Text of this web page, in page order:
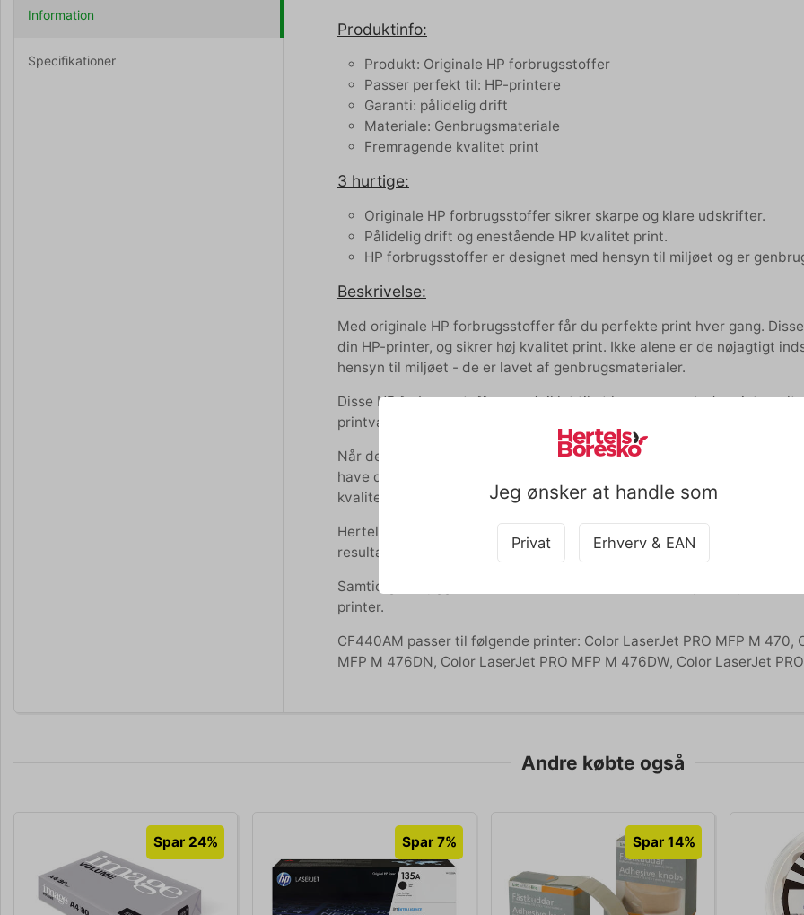
Jeg ønsker at handle som
Privat Erhverv & EAN
Information
Specifikationer
Produktinfo:
Produkt: Originale HP forbrugsstoffer
Passer perfekt til: HP-printere
Garanti: pålidelig drift
Materiale: Genbrugsmateriale
Fremragende kvalitet print
3 hurtige:
Originale HP forbrugsstoffer sikrer skarpe og klare udskrifter.
Pålidelig drift og enestående HP kvalitet print.
HP forbrugsstoffer er designet med hensyn til miljøet og er
Beskrivelse:
Med originale HP forbrugsstoffer får du perfekte print hver gang.
din HP-printer, og sikrer høj kvalitet print. Ikke alene er de nøjagtigt
hensyn til miljøet - de er lavet af genbrugsmaterialer.
Disse HP forbrugsstoffer er udviklet til at levere ensartede
printvarighed og holdbarhed. Med HP forbrugsstoffer kan du stole
Når det kommer til at levere skarpe, klare udskrifter, har originale HP
have det bedste og pålidelige til din printer, er HP forbrugsstoffer det
kvalitet print hver gang.
Hertels Boresko anbefaler, at du vælger originale forbrugsstoffer til
resultat.
Samtidig forbygger du, at der ikke kommer ekstra slid på din printer,
printer.
CF440AM passer til følgende printer: Color LaserJet PRO MFP M 470,
MFP M 476DN, Color LaserJet PRO MFP M 476DW, Color LaserJet
Andre købte også
Spar 24% Spar 7% Spar 14%